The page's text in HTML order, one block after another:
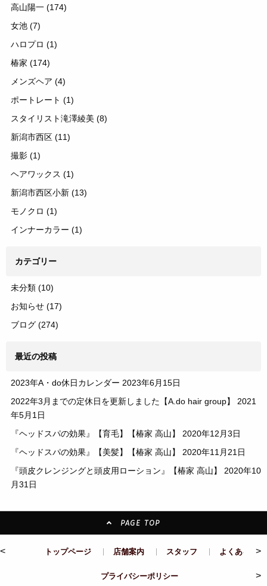
高山陽一 (174)
女池 (7)
ハロプロ (1)
椿家 (174)
メンズヘア (4)
ポートレート (1)
スタイリスト滝澤綾美 (8)
新潟市西区 (11)
撮影 (1)
ヘアワックス (1)
新潟市西区小新 (13)
モノクロ (1)
インナーカラー (1)
カテゴリー
未分類 (10)
お知らせ (17)
ブログ (274)
最近の投稿
2023年A・do休日カレンダー 2023年6月15日
2022年3月までの定休日を更新しました【A.do hair group】
2021
年5月1日
『ヘッドスパの効果』【育毛】【椿家 高山】
2020年12月3日
『ヘッドスパの効果』【美髪】【椿家 高山】
2020年11月21日
『頭皮クレンジングと頭皮用ローション』【椿家 高山】
2020年10
月31日
PAGE TOP
< トップページ 店舗案内 スタッフ よくある質問
>
プライバシーポリシー >